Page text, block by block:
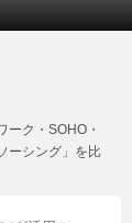
ーク・SOHO・
ーシング」を比